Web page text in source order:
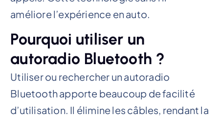
améliore l’expérience en auto.
Pourquoi utiliser un
autoradio Bluetooth ?
Utiliser ou rechercher un autoradio
Bluetooth apporte beaucoup de facilité
d’utilisation. Il élimine les câbles, rendant la